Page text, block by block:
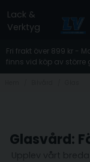
Lack &
Verktyg
Fri frakt över 899 kr -
finns vid köp av större
Glasvård:
Upplev vårt